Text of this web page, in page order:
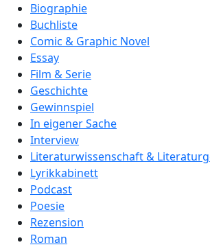
Biographie
Buchliste
Comic & Graphic Novel
Essay
Film & Serie
Geschichte
Gewinnspiel
In eigener Sache
Interview
Literaturwissenschaft &
Lyrikkabinett
Podcast
Poesie
Rezension
Roman